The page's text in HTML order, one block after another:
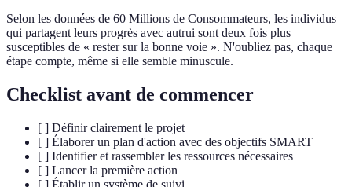
Selon les données de 60 Millions de Consommateurs, les individus
qui partagent leurs progrès avec autrui sont deux fois plus
susceptibles de « rester sur la bonne voie ». N'oubliez pas, chaque
étape compte, même si elle semble minuscule.
Checklist avant de commencer
[ ] Définir clairement le projet
[ ] Élaborer un plan d'action avec des objectifs SMART
[ ] Identifier et rassembler les ressources nécessaires
[ ] Lancer la première action
[ ] Établir un système de suivi